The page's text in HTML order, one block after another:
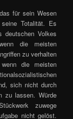
für sein Wesen
Totalität. Es
deutschen Volkes
die meisten
zu verhalten
die meisten
sich nicht durch
zu lassen. Würde
zuwege
nicht gelöst.